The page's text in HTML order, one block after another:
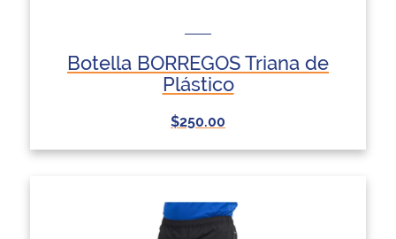
Botella BORREGOS Triana de
Plástico
$250.00